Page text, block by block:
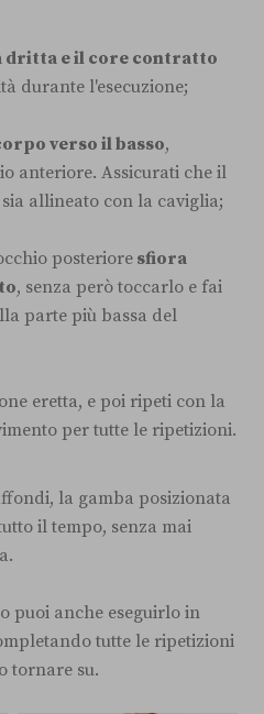
dritta e il core contratto
durante l'esecuzione;
verso il basso,
anteriore. Assicurati che il
allineato con la caviglia;
posteriore sfiora
, senza però toccarlo e fai
parte più bassa del
eretta, e poi ripeti con la
per tutte le ripetizioni.
la gamba posizionata
il tempo, senza mai
puoi anche eseguirlo in
tutte le ripetizioni
tornare su.